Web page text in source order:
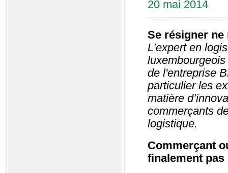
20 mai 2014
Se résigner ne
L’expert en
de l'entreprise
particulier les
matière
commerçants
logistique.
Commerçant
finalement pas